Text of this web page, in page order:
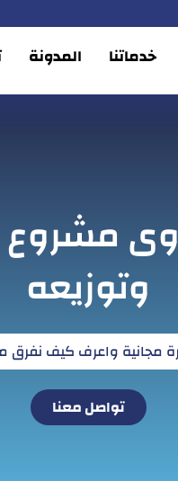
خدماتنا المدونة
مشروع
وتوزيعه
مجانية واعرف كيف
تواصل معنا